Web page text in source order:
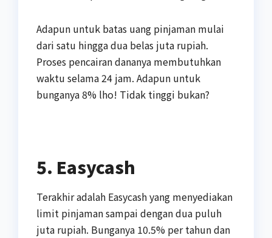
Adapun untuk batas uang pinjaman mulai
dari satu hingga dua belas juta rupiah.
Proses pencairan dananya membutuhkan
waktu selama 24 jam. Adapun untuk
bunganya 8% lho! Tidak tinggi bukan?
5. Easycash
Terakhir adalah Easycash yang menyediakan
limit pinjaman sampai dengan dua puluh
juta rupiah. Bunganya 10.5% per tahun dan